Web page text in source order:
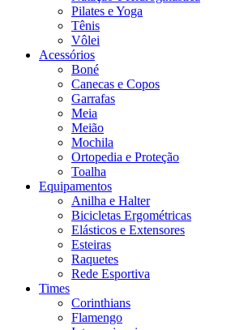
Pilates e Yoga
Tênis
Vôlei
Acessórios
Boné
Canecas e Copos
Garrafas
Meia
Meião
Mochila
Ortopedia e Proteção
Toalha
Equipamentos
Anilha e Halter
Bicicletas Ergométricas
Elásticos e Extensores
Esteiras
Raquetes
Rede Esportiva
Times
Corinthians
Flamengo